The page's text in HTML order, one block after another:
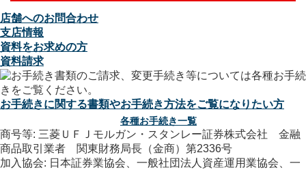
店舗へのお問合わせ
支店情報
資料をお求めの方
資料請求
お手続きに関する書類やお手続き方法をご覧になりたい方
各種お手続き一覧
商号等: 三菱ＵＦＪモルガン・スタンレー証券株式会社 金融
商品取引業者 関東財務局長（金商）第2336号
加入協会: 日本証券業協会、一般社団法人資産運用業協会、一